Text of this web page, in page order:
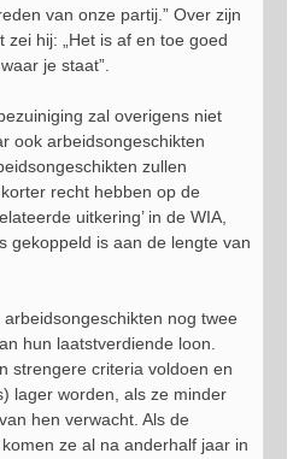
van onze partij.” Over zijn
zei hij: „Het is af en toe goed
je staat”.
zal overigens niet
ook arbeidsongeschikten
zullen
recht hebben op de
uitkering’ in de WIA,
gekoppeld is aan de lengte van
nog twee
hun laatstverdiende loon.
strengere criteria voldoen en
lager worden, als ze minder
hen verwacht. Als de
ze al na anderhalf jaar in